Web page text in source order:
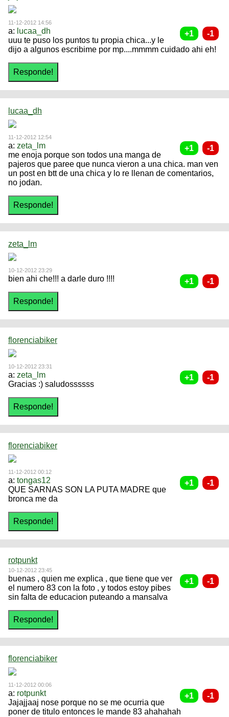
11-12-2012 14:56
a: lucaa_dh
uuu te puso los puntos tu propia chica...y le
dijo a algunos escribime por mp....mmmm cuidado ahi eh!
lucaa_dh
11-12-2012 12:54
a: zeta_lm
me enoja porque son todos una manga de
pajeros que paree que nunca vieron a una chica. man ven
un post en btt de una chica y lo re llenan de comentarios,
no jodan.
zeta_lm
10-12-2012 23:29
bien ahi che!!! a darle duro !!!!
florenciabiker
10-12-2012 23:31
a: zeta_lm
Gracias :) saludossssss
florenciabiker
11-12-2012 00:12
a: tongas12
QUE SARNAS SON LA PUTA MADRE que
bronca me da
rotpunkt
10-12-2012 23:45
buenas , quien me explica , que tiene que ver
el numero 83 con la foto , y todos estoy pibes
sin falta de educacion puteando a mansalva
florenciabiker
11-12-2012 00:06
a: rotpunkt
Jajajjaaj nose porque no se me ocurria que
poner de titulo entonces le mande 83 ahahahah